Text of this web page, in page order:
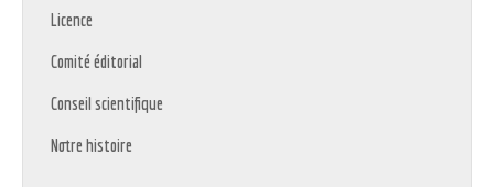
Licence
Comité éditorial
Conseil scientifique
Notre histoire